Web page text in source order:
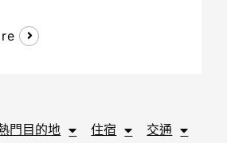
門目的地 住宿 交通